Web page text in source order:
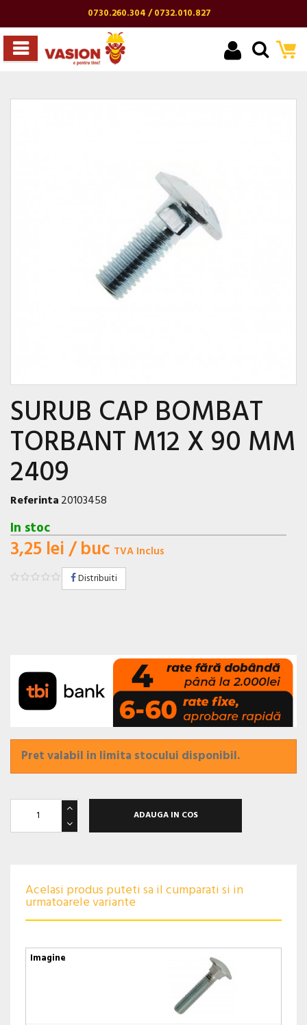
0730.260.304 / 0732.010.827
SURUB CAP BOMBAT
TORBANT M12 X 90 MM
2409
Referinta20103458
In stoc
3,25 lei/ buc TVA Inclus
Distribuiti
Pret valabil in limita stocului disponibil.
ADAUGA IN COS
Acelasi produs puteti sa il cumparati si in
urmatoarele variante